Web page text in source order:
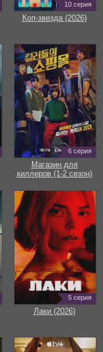
10 серия
Коп-звезда (2026)
6 серия
Магазин для
киллеров (1-2 сезон)
5 серия
Лаки (2026)